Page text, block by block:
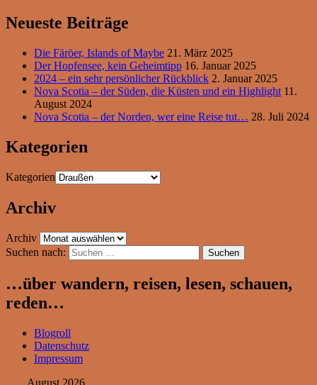
Neueste Beiträge
Die Färöer, Islands of Maybe 21. März 2025
Der Hopfensee, kein Geheimtipp 16. Januar 2025
2024 – ein sehr persönlicher Rückblick 2. Januar 2025
Nova Scotia – der Süden, die Küsten und ein Highlight 11.
August 2024
Nova Scotia – der Norden, wer eine Reise tut… 28. Juli 2024
Kategorien
Kategorien
Archiv
Archiv
Suchen nach:
…über wandern, reisen, lesen, schauen,
reden…
Blogroll
Datenschutz
Impressum
August 2026